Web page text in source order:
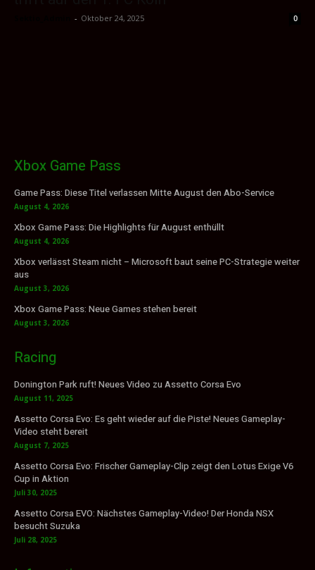
- Oktober 24, 2025 0
Xbox Game Pass
Game Pass: Diese Titel verlassen Mitte August den Abo-Service
August 4, 2026
Xbox Game Pass: Die Highlights für August enthüllt
August 4, 2026
Xbox verlässt Steam nicht – Microsoft baut seine PC-Strategie weiter
aus
August 3, 2026
Xbox Game Pass: Neue Games stehen bereit
August 3, 2026
Racing
Donington Park ruft! Neues Video zu Assetto Corsa Evo
August 11, 2025
Assetto Corsa Evo: Es geht wieder auf die Piste! Neues Gameplay-
Video steht bereit
August 7, 2025
Assetto Corsa Evo: Frischer Gameplay-Clip zeigt den Lotus Exige V6
Cup in Aktion
Juli 30, 2025
Assetto Corsa EVO: Nächstes Gameplay-Video! Der Honda NSX
besucht Suzuka
Juli 28, 2025